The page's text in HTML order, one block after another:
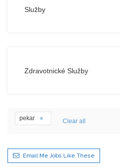
Služby
Zdravotnické Služby
pekar Clear all
Email Me Jobs Like These